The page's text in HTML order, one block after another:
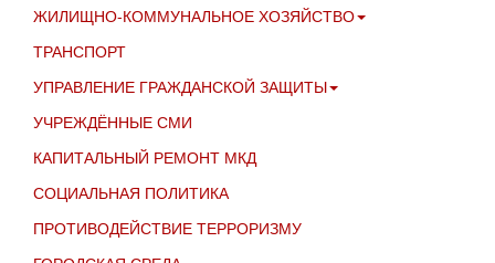
ЖИЛИЩНО-КОММУНАЛЬНОЕ ХОЗЯЙСТВО
ТРАНСПОРТ
УПРАВЛЕНИЕ ГРАЖДАНСКОЙ ЗАЩИТЫ
УЧРЕЖДЁННЫЕ СМИ
КАПИТАЛЬНЫЙ РЕМОНТ МКД
СОЦИАЛЬНАЯ ПОЛИТИКА
ПРОТИВОДЕЙСТВИЕ ТЕРРОРИЗМУ